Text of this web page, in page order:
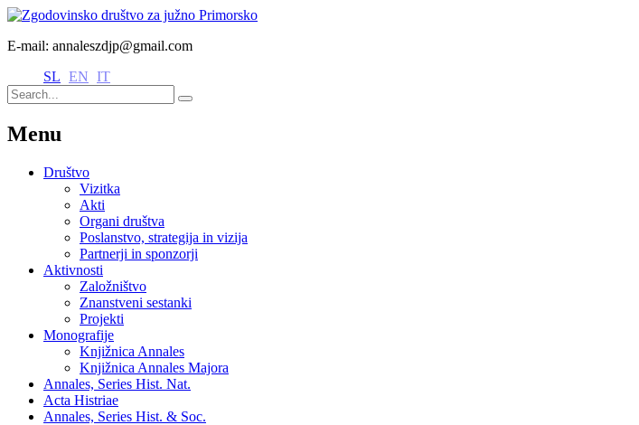
E-mail: annaleszdjp@gmail.com
SL EN IT
Menu
Društvo
Vizitka
Akti
Organi društva
Poslanstvo, strategija in vizija
Partnerji in sponzorji
Aktivnosti
Založništvo
Znanstveni sestanki
Projekti
Monografije
Knjižnica Annales
Knjižnica Annales Majora
Annales, Series Hist. Nat.
Acta Histriae
Annales, Series Hist. & Soc.